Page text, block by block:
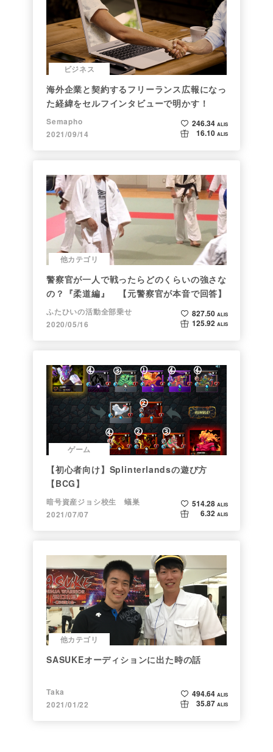
ビジネス
海外企業と契約するフリーランス広報になっ
た経緯をセルフインタビューで明かす！
Semapho
2021/09/14
246.34 ALIS
16.10 ALIS
他カテゴリ
警察官が一人で戦ったらどのくらいの強さな
の？『柔道編』 【元警察官が本音で回答】
ふたひいの活動全部乗せ
2020/05/16
827.50 ALIS
125.92 ALIS
ゲーム
【初心者向け】Splinterlandsの遊び方
【BCG】
暗号資産ジョシ校生 蟻巣
2021/07/07
514.28 ALIS
6.32 ALIS
他カテゴリ
SASUKEオーディションに出た時の話
Taka
2021/01/22
494.64 ALIS
35.87 ALIS